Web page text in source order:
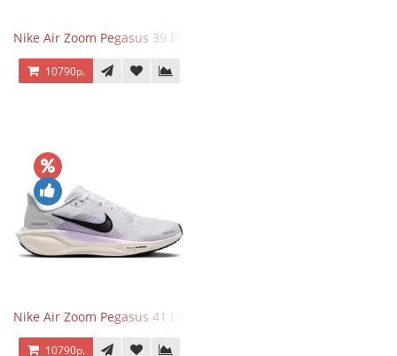
Nike Air Zoom Pegasus 39 Black White Orange
10790р.
Nike Air Zoom Pegasus 41 Lilac Bloom
10790р.